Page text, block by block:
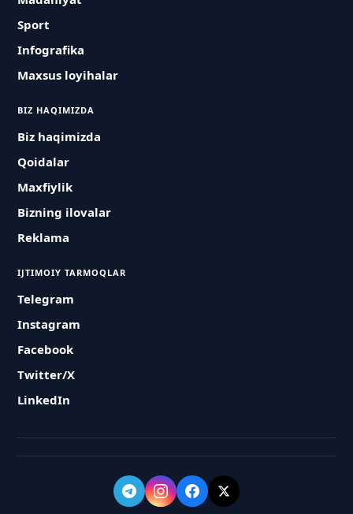
Sport
Infografika
Maxsus loyihalar
BIZ HAQIMIZDA
Biz haqimizda
Qoidalar
Maxfiylik
Bizning ilovalar
Reklama
IJTIMOIY TARMOQLAR
Telegram
Instagram
Facebook
Twitter/X
LinkedIn